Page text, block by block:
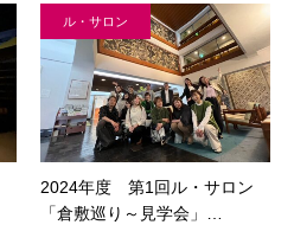
ル・サロン
2024年度 第1回ル・サロン
「倉敷巡り～見学会」…